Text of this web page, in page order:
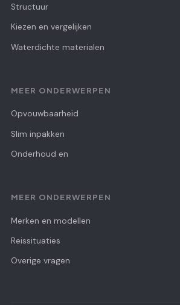
Structuur
Kiezen en vergelijken
Waterdichte materialen
MEER ONDERWERPEN
Opvouwbaarheid
Slim inpakken
Onderhoud en
MEER ONDERWERPEN
Merken en modellen
Reissituaties
Overige vragen